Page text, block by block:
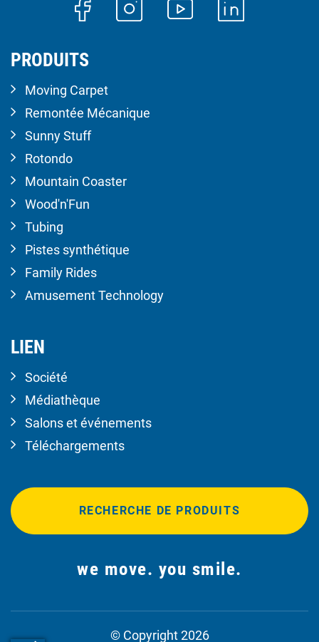
PRODUITS
Moving Carpet
Remontée Mécanique
Sunny Stuff
Rotondo
Mountain Coaster
Wood'n'Fun
Tubing
Pistes synthétique
Family Rides
Amusement Technology
LIEN
Société
Médiathèque
Salons et événements
Téléchargements
RECHERCHE DE PRODUITS
we move. you smile.
© Copyright 2026